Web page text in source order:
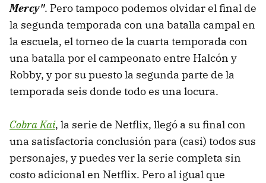
Mercy". Pero tampoco podemos olvidar el final de
la segunda temporada con una batalla campal en
la escuela, el torneo de la cuarta temporada con
una batalla por el campeonato entre Halcón y
Robby, y por su puesto la segunda parte de la
temporada seis donde todo es una locura.
Cobra Kai, la serie de Netflix, llegó a su final con
una satisfactoria conclusión para (casi) todos sus
personajes, y puedes ver la serie completa sin
costo adicional en Netflix. Pero al igual que